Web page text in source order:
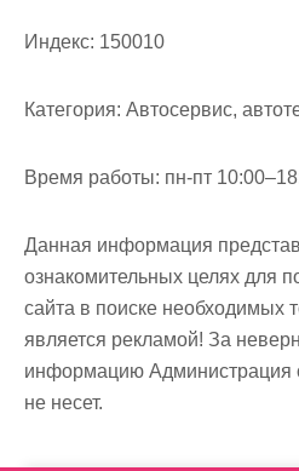
Индекс: 150010
Категория: Автосервис,
Время работы: пн-пт
Данная информация
ознакомительных целях для
сайта в поиске необходимых
является рекламой! За
информацию Администрация
не несет.